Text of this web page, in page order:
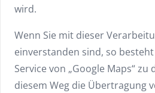
wird.
Wenn Sie mit dieser
einverstanden sind, so
Service von „Google Maps“
diesem Weg die Übertragung